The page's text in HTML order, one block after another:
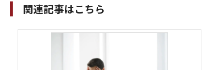
関連記事はこちら